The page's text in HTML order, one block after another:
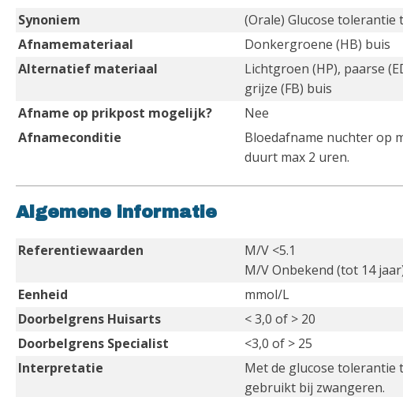
Synoniem (Orale) Glucose tolerantie
Afnamemateriaal
Donkergroene (HB) buis
Alternatief materiaal
Lichtgroen (HP), paarse
grijze (FB) buis
Afname op prikpost mogelijk?
Nee
Afnameconditie
Bloedafname nuchter op
duurt max 2 uren.
Algemene informatie
Referentiewaarden
M/V <5.1
M/V Onbekend (tot 14
Eenheid mmol/L
Doorbelgrens Huisarts
< 3,0 of > 20
Doorbelgrens Specialist
<3,0 of > 25
Interpretatie
Met de glucose tolerantie
gebruikt bij zwangeren.